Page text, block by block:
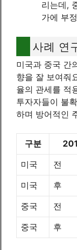
리는데,
가에 부
사례 연
미국과 중국 간
향을 잘 보여줘
율의 관세를 적
투자자들이 불
하며 방어적인
구분
미국 전
미국 후
중국 전
중국 후